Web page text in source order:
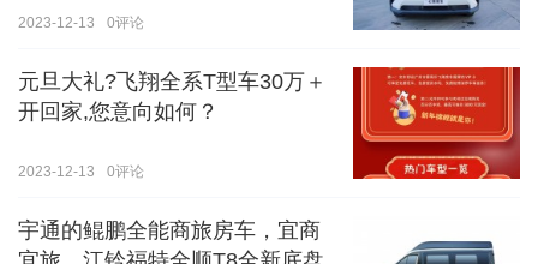
2023-12-13 0评论
元旦大礼?飞翔全系T型车30万＋
开回家,您意向如何？
2023-12-13 0评论
宇通的鲲鹏全能商旅房车，宜商